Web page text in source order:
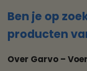
Ben je op
producten
Over Garvo –